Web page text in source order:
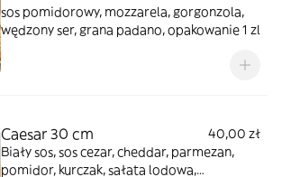
sos pomidorowy, mozzarela, gorgonzola,
wędzony ser, grana padano, opakowanie 1 zl
Caesar 30 cm
40,00 zł
Biały sos, sos cezar, cheddar, parmezan,
pomidor, kurczak, sałata lodowa,